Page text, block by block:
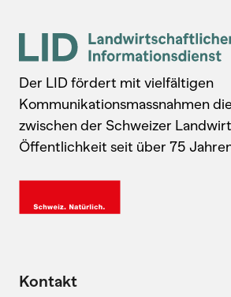
Der LID fördert mit vielfältigen
Kommunikationsmassnahmen
zwischen der Schweizer
Öffentlichkeit seit über 75
Kontakt